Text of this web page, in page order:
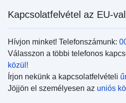
Kapcsolatfelvétel az EU-val
Hívjon minket! Telefonszámunk:
Válasszon a többi telefonos
közül!
Írjon nekünk a kapcsolatfelvételi
Jöjjön el személyesen az uniós